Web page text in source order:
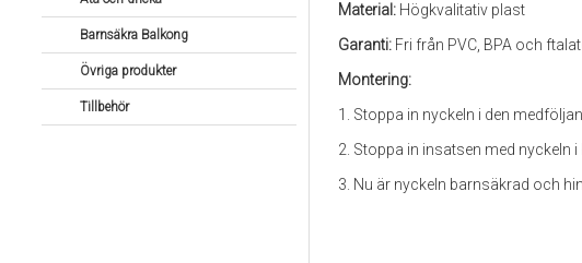
Barnsäkra Balkong
Övriga produkter
Tillbehör
Material: Högkvalitativ plast
Garanti: Fri från PVC, BPA och
Montering:
1. Stoppa in nyckeln i den
2. Stoppa in insatsen med nyckeln i
3. Nu är nyckeln barnsäkrad och